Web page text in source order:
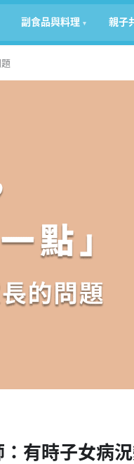
副食品與料理 親子
有時子女病